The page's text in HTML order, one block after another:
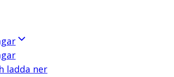
ladda ner